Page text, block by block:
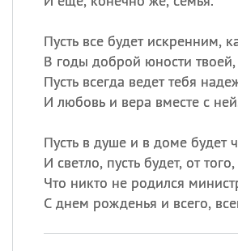
Пусть все будет искренним,
В годы доброй юности твоей,
Пусть всегда ведет тебя
И любовь и вера вместе с
Пусть в душе и в доме будет
И светло, пусть будет, от того,
Что никто не родился
С днем рожденья и всего,